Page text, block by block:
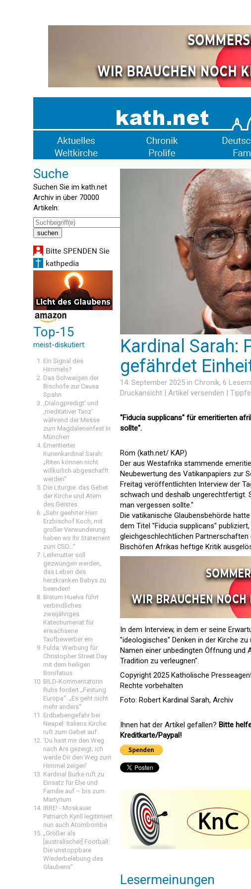
Suche
Suchen Sie im kath.net
Archiv in über 70000
Artikeln:
Top-15
meist-diskutiert
Ein Signal des
Himmels?
Das Schweigen der
Bischöfe zur Causa
Spahn
‚Dialogpredigt‘ und
‚meditativer Tanz’
während der Messe
zum Magdalenenfest in
München
Emeritierter
Kurienkardinal Sarah:
„Riten können nicht
willkürlich abgeschafft
werden“
Die Liturgie: das Gebet
der Kirche und Atem
des Geistes
„Sehr geehrter Herr
Erzbischof Koch, mit
großer Verwunderung
haben wir Ihr Statement
zum CSD…“
Leihmutter soll
gezwungen werden,
das Leben des
herzkranken Babys zu
beenden!
Bistum Huelva führt
verbindliches
zweijähriges
Katechumenat für
erwachsene
Taufbewerber ein
Fulda: Werbung für
Christopher Street Day
mit dem heiligen
Bonifatius
BILD-Kommentatorin
Ruhs fordert „Festung
Europa“: „Es geht nicht
mehr anders“
Erdbebengefahr bei
Neapel: Italiens Kirche
ruft zum Gebet auf
'Du hast mir den Weg
nach Ars gezeigt; ich
werde Dir den Weg zum
Himmel zeigen'
Kardinal Burke ruft zu
Einsatz für Ehe und
Familie auf – bis zum
Martyrium
IRRE! - Moskauer
Patriarch Kyrill legitimiert
nun auch Atombombe
„Größer als
[australischer] Football:
Die unstoppbare
Wiederbelebung des
Glaubens“
Kardinal Sarah:
gefährdet
14. September 2025 in Chronik, 6
Druckansicht | Artikel versenden |
"Fiducia supplicans" für emeritierten
sollte".
Rom (kath.net/ KAP)
Der aus Westafrika stammende
Neubewertung des Vatikanpapiers zur
Freitag veröffentlichten Interview der
schwach und deshalb ungerechtfertigt.
man vergessen sollte."
Die vatikanische Glaubensbehörde
dem Titel "Fiducia supplicans"
gleichgeschlechtlichen
Bischöfen Afrikas heftige Kritik
In dem Interview, in dem er seine
"ideologisches" Denken in der Kirche
Namen einer unbedingten Öffnung und
Tradition zu verleugnen".
Copyright 2025 Katholische
Rechte vorbehalten
Foto: Robert Kardinal Sarah, Archiv
Ihnen hat der Artikel gefallen? Bitte
Kreditkarte/Paypal!
Lesermeinungen